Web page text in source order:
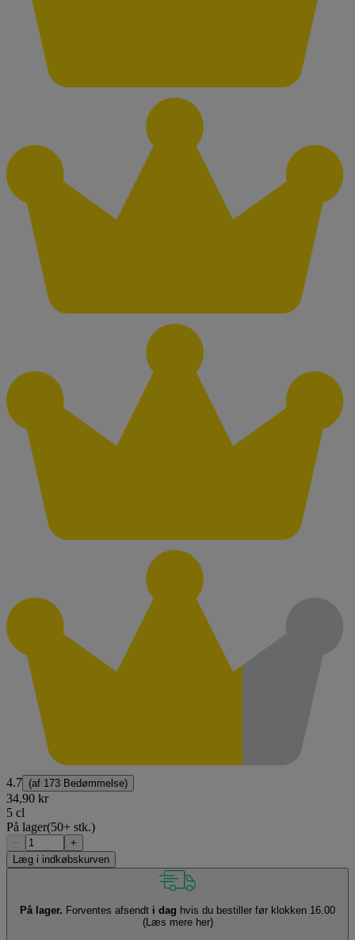
4.7 (af 173 Bedømmelse)
34,90 kr
5 cl
På lager(50+ stk.)
−
+
Læg i indkøbskurven
På lager. Forventes afsendt i dag hvis du bestiller før klokken 16.00
(Læs mere her)